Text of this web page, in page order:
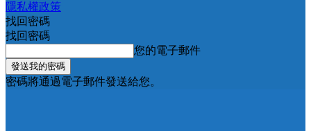
隱私權政策
找回密碼
找回密碼
您的電子郵件
密碼將通過電子郵件發送給您。